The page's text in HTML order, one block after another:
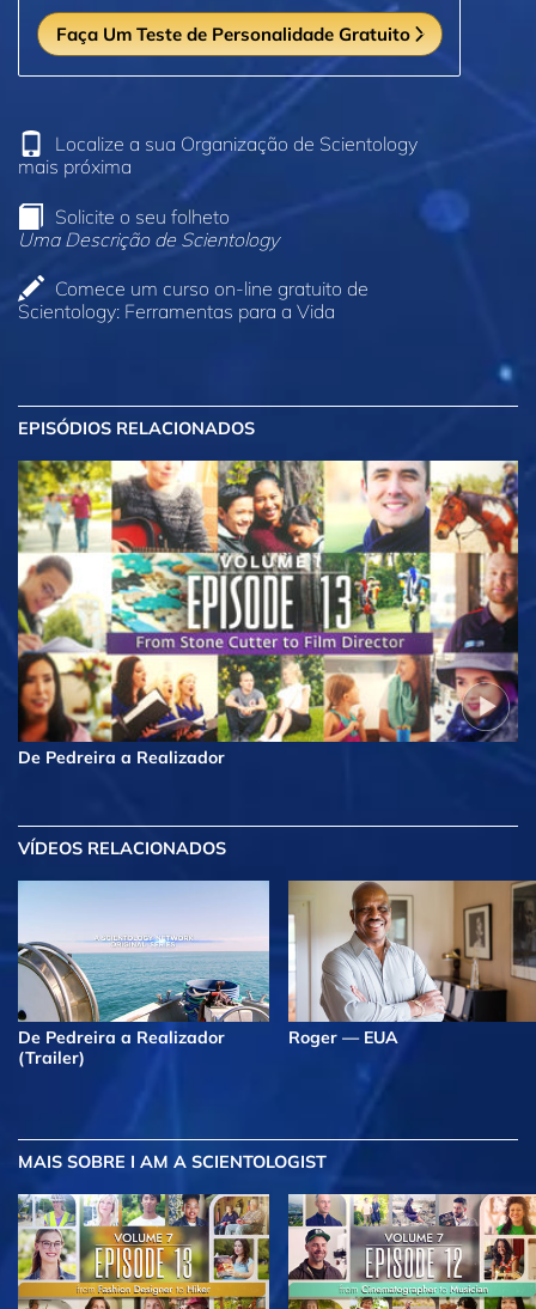
Faça Um Teste de Personalidade Gratuito
Localize a sua Organização de Scientology
mais próxima
Solicite o seu folheto
Uma Descrição de Scientology
Comece um curso on‑line gratuito de
Scientology: Ferramentas para a Vida
EPISÓDIOS RELACIONADOS
De Pedreira a Realizador
VÍDEOS RELACIONADOS
De Pedreira a Realizador
(Trailer)
Roger — EUA
MAIS SOBRE I AM A SCIENTOLOGIST